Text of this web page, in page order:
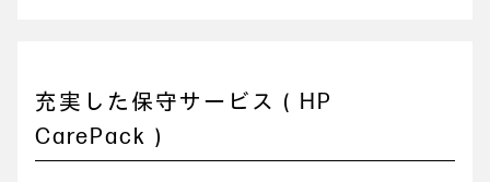
充実した保守サービス（HP
CarePack）